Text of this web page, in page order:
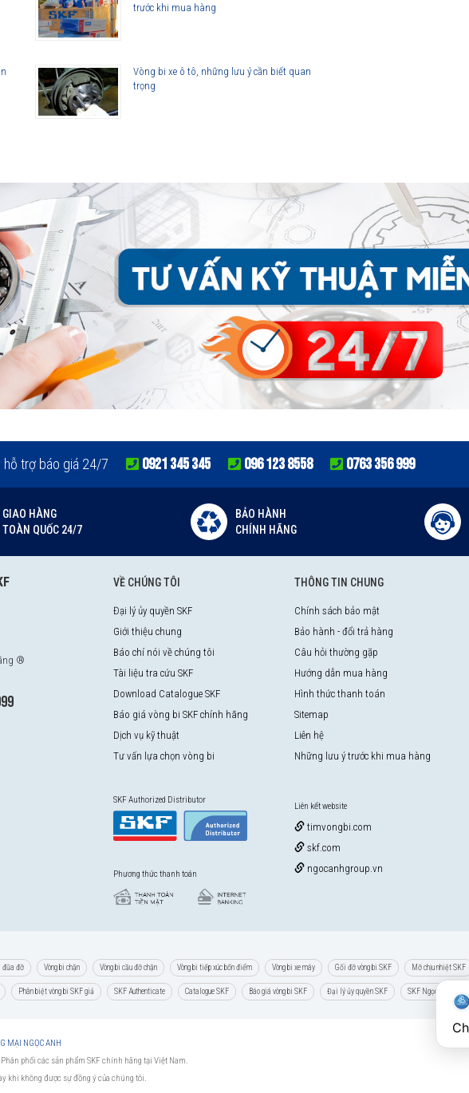
600 mm).
trước khi mua hàng
Vòng bi xe ô tô, những lưu ý cần biết quan
trọng
hỗ trợ báo giá 24/7 0921 345 345 096 123 8558 0763 356 999
GIAO HÀNG
TOÀN QUỐC 24/7
BẢO HÀNH
CHÍNH HÃNG
®
VỀ CHÚNG TÔI
Đại lý ủy quyền SKF
Giới thiệu chung
Báo chí nói về chúng tôi
Tài liệu tra cứu SKF
Download Catalogue SKF
Báo giá vòng bi SKF chính hãng
Dịch vụ kỹ thuật
Tư vấn lựa chọn vòng bi
SKF Authorized Distributor
Phương thức thanh toán
THÔNG TIN CHUNG
Chính sách bảo mật
Bảo hành - đổi trả hàng
Câu hỏi thường gặp
Hướng dẫn mua hàng
Hình thức thanh toán
Sitemap
Liên hệ
Những lưu ý trước khi mua hàng
Liên kết website
timvongbi.com
skf.com
ngocanhgroup.vn
đũa đỡ Vòng bi chặn Vòng bi cầu đỡ chặn Vòng bi tiếp xúc bốn điểm Vòng bi xe máy Gối đỡ vòng bi SKF Mỡ chịu nhiệt SKF
Phân biệt vòng bi SKF giả SKF Authenticate Catalogue SKF Báo giá vòng bi SKF Đại lý ủy quyền SKF SKF Ngọc Anh
MẠI NGỌC ANH
Phân phối các sản phẩm SKF chính hãng tại Việt Nam.
khi không được sự đồng ý của chúng tôi.